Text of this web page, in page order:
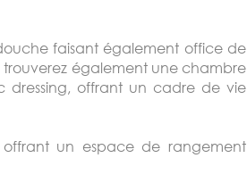
faisant également office de
également une chambre
dressing, offrant un cadre de vie
un espace de rangement